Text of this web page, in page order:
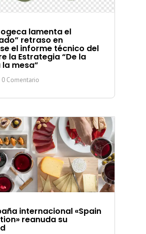
lamenta el
retraso en
el informe técnico del
la Estrategia “De la
mesa”
0 Comentario
internacional «Spain
reanuda su